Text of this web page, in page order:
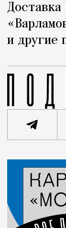
Доставка
и